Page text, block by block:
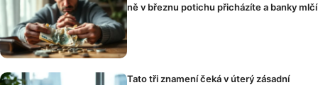
ně v březnu potichu přicházíte a banky mlčí
Tato tři znamení čeká v úterý zásadní